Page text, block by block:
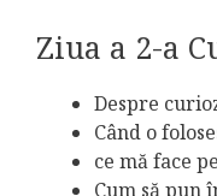
Ziua a 2-a
Despre
Când o
ce mă face
Cum să pun